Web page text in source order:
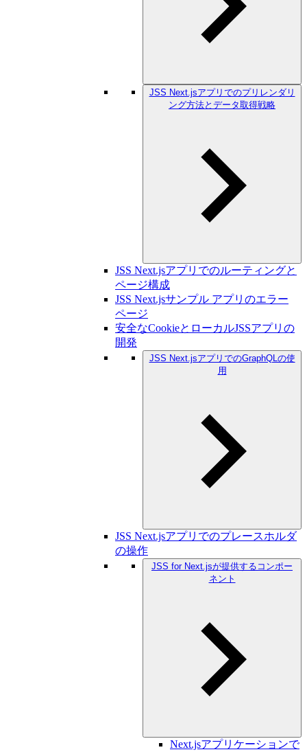
JSS Next.jsアプリでのプリレンダリ
ング方法とデータ取得戦略
JSS Next.jsアプリでのルーティングと
ページ構成
JSS Next.jsサンプル アプリのエラー
ページ
安全なCookieとローカルJSSアプリの
開発
JSS Next.jsアプリでのGraphQLの使
用
JSS Next.jsアプリでのプレースホルダ
の操作
JSS for Next.jsが提供するコンポー
ネント
Next.jsアプリケーションで